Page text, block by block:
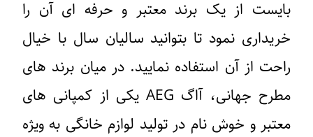
بایست از یک برند معتبر و حرفه ای آن را
خریداری نمود تا بتوانید سالیان سال با خیال
راحت از آن استفاده نمایید. در میان برند های
مطرح جهانی، آاگ AEG یکی از کمپانی های
معتبر و خوش ‌نام در تولید لوازم خانگی به ‌ویژه